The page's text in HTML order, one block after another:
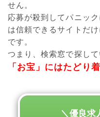
せん。
応募が殺到してパニッ
は信頼できるサイトだけ
です。
つまり、検索窓で探し
「お宝」にはたどり
＼優良求